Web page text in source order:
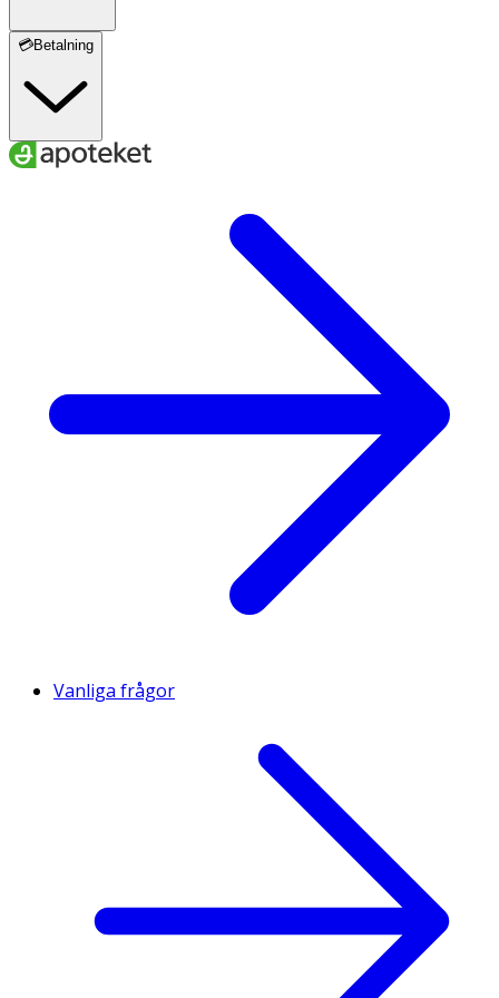
Förvaras oåtkomligt för barn. Förvara torrt i
rumstemperatur och ej i direkt solljus.
Innehåll
antioxidationsmedel (tokoferolrika extrakt). Kapsel
(gelatin från nötkreatur).
💳Betalning
Vanliga frågor